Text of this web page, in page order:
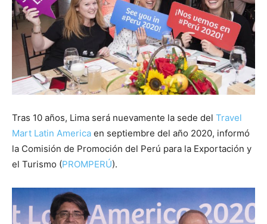
Tras 10 años, Lima será nuevamente la sede del Travel
Mart Latin America en septiembre del año 2020, informó
la Comisión de Promoción del Perú para la Exportación y
el Turismo (PROMPERÚ).